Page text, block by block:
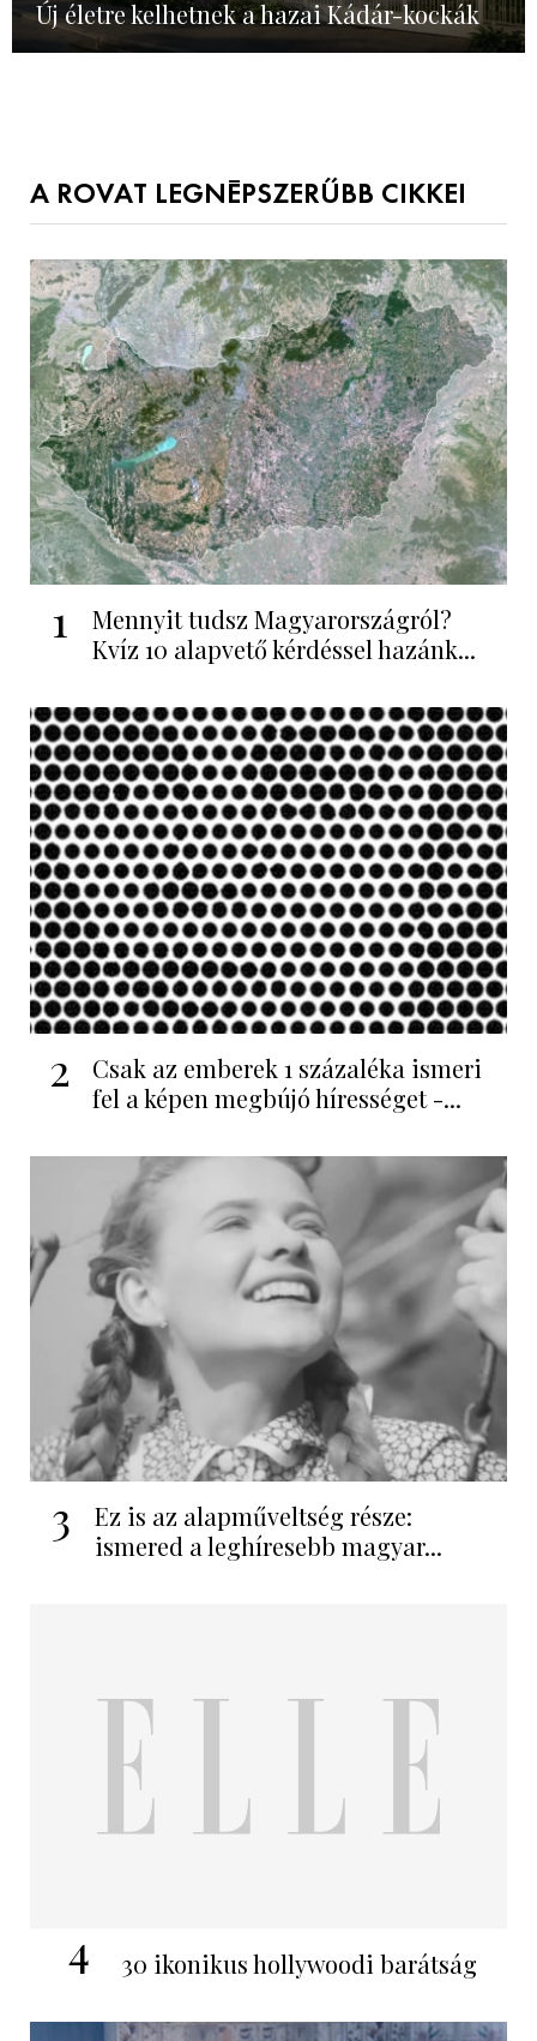
Új életre kelhetnek a hazai Kádár-kockák
A ROVAT LEGNÉPSZERŰBB CIKKEI
1
Mennyit tudsz Magyarországról?
Kvíz 10 alapvető kérdéssel hazánk...
2
Csak az emberek 1 százaléka ismeri
fel a képen megbújó hírességet -...
3
Ez is az alapműveltség része:
ismered a leghíresebb magyar...
4 30 ikonikus hollywoodi barátság